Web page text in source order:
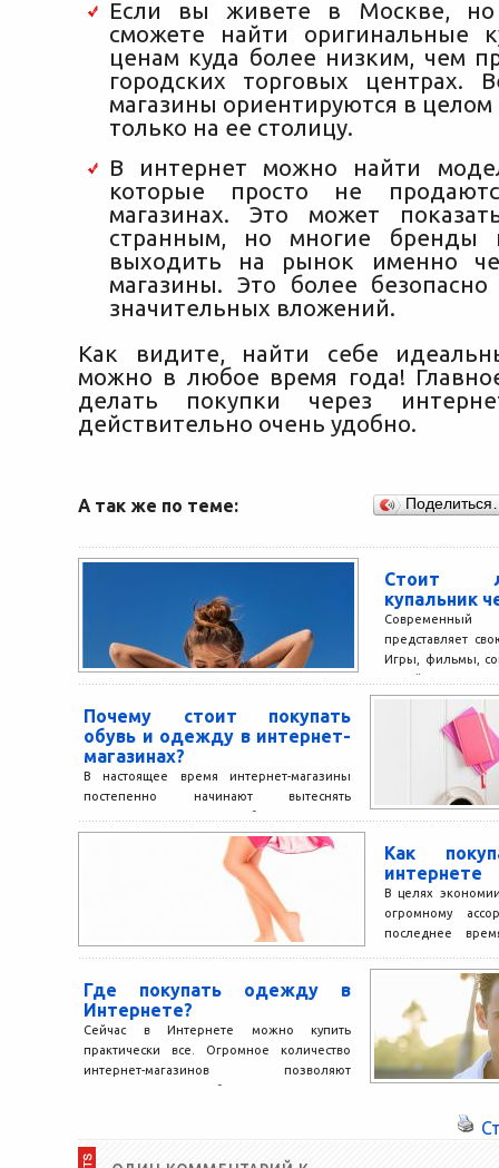
Если вы живете в Москве, но
сможете найти оригинальные
ценам куда более низким, чем
городских торговых центрах.
магазины ориентируются в целом
только на ее столицу.
В интернет можно найти
которые просто не
магазинах. Это может
странным, но многие бренды
выходить на рынок именно
магазины. Это более
значительных вложений.
Как видите, найти себе
можно в любое время года!
делать покупки через
действительно очень удобно.
А так же по теме:
Стоит
купальник
представляет
Игры, фильмы,
онлайн
частью...
Почему стоит покупать
обувь и одежду в интернет-
магазинах?
В настоящее время интернет-магазины
постепенно начинают вытеснять
стандартные, и все это благодаря ряду
преимуществ, связанных с электронными
Как
интернете
В целях
огромному
последнее
онлайн....
Где покупать одежду в
Интернете?
Сейчас в Интернете можно купить
практически все. Огромное количество
интернет-магазинов позволяют
пользователям приобрести, не выходя из